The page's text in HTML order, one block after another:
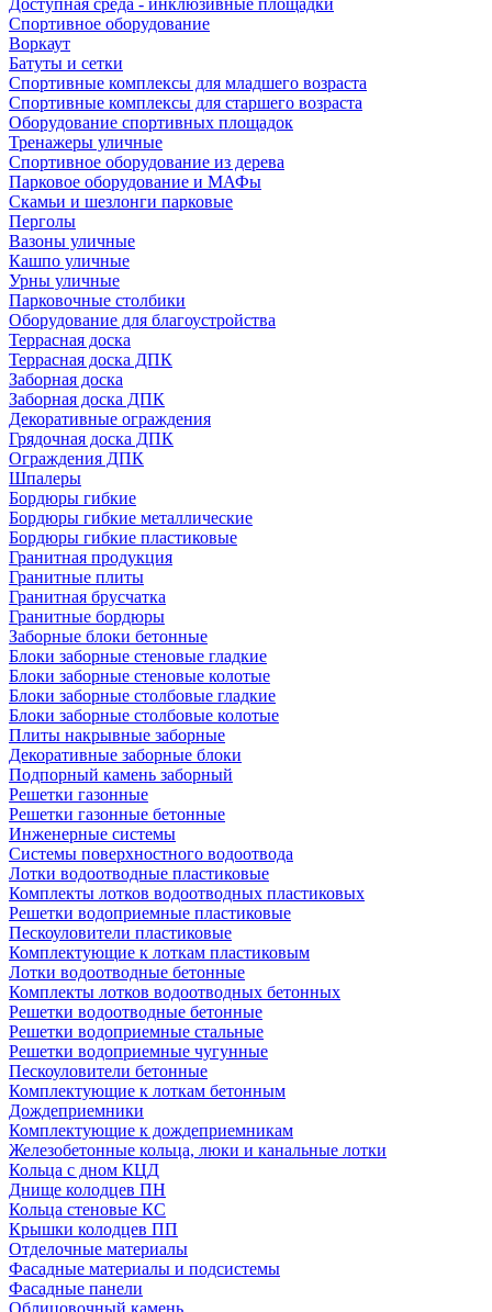
Доступная среда - инклюзивные площадки
Спортивное оборудование
Воркаут
Батуты и сетки
Спортивные комплексы для младшего возраста
Спортивные комплексы для старшего возраста
Оборудование спортивных площадок
Тренажеры уличные
Спортивное оборудование из дерева
Парковое оборудование и МАФы
Скамьи и шезлонги парковые
Перголы
Вазоны уличные
Кашпо уличные
Урны уличные
Парковочные столбики
Оборудование для благоустройства
Террасная доска
Террасная доска ДПК
Заборная доска
Заборная доска ДПК
Декоративные ограждения
Грядочная доска ДПК
Ограждения ДПК
Шпалеры
Бордюры гибкие
Бордюры гибкие металлические
Бордюры гибкие пластиковые
Гранитная продукция
Гранитные плиты
Гранитная брусчатка
Гранитные бордюры
Заборные блоки бетонные
Блоки заборные стеновые гладкие
Блоки заборные стеновые колотые
Блоки заборные столбовые гладкие
Блоки заборные столбовые колотые
Плиты накрывные заборные
Декоративные заборные блоки
Подпорный камень заборный
Решетки газонные
Решетки газонные бетонные
Инженерные системы
Системы поверхностного водоотвода
Лотки водоотводные пластиковые
Комплекты лотков водоотводных пластиковых
Решетки водоприемные пластиковые
Пескоуловители пластиковые
Комплектующие к лоткам пластиковым
Лотки водоотводные бетонные
Комплекты лотков водоотводных бетонных
Решетки водоотводные бетонные
Решетки водоприемные стальные
Решетки водоприемные чугунные
Пескоуловители бетонные
Комплектующие к лоткам бетонным
Дождеприемники
Комплектующие к дождеприемникам
Железобетонные кольца, люки и канальные лотки
Кольца с дном КЦД
Днище колодцев ПН
Кольца стеновые КС
Крышки колодцев ПП
Отделочные материалы
Фасадные материалы и подсистемы
Фасадные панели
Облицовочный камень